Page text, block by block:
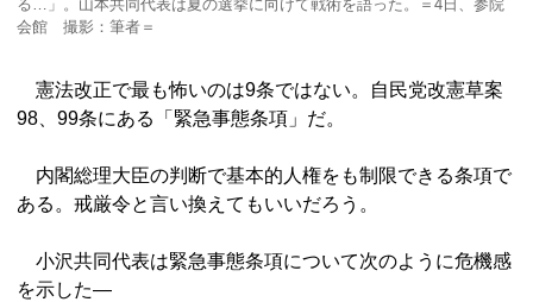
る…」。山本共同代表は夏の選挙に向けて戦術を語った。＝4日、参院
会館 撮影：筆者＝
憲法改正で最も怖いのは9条ではない。自民党改憲草案
98、99条にある「緊急事態条項」だ。
内閣総理大臣の判断で基本的人権をも制限できる条項で
ある。戒厳令と言い換えてもいいだろう。
小沢共同代表は緊急事態条項について次のように危機感
を示した―